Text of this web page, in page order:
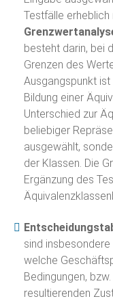
Testfälle erheblich
besteht darin, bei
Grenzen des
Ausgangspunkt
Bildung einer
Unterschied zur
beliebiger
ausgewählt,
der Klassen. Die
Ergänzung des
sind
welche
Bedingungen,
resultierenden